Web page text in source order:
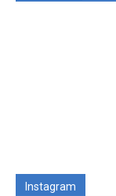
Instagram